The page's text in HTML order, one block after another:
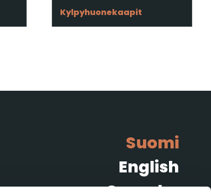
Kylpyhuonekaapit
Suomi
English